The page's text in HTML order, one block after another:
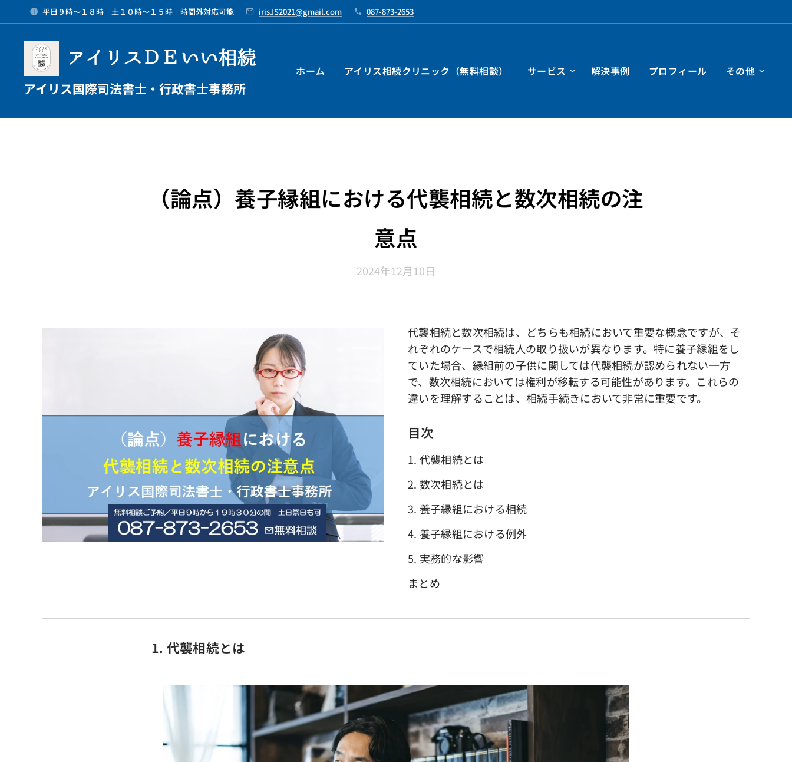
平日９時～１８時 土１０時～１５時 時間外対応可能 irisJS2021@gmail.com 087-873-2653
アイリスＤＥいい相続
アイリス国際司法書士・行政書士事務所
ホーム アイリス相続クリニック（無料相談） サービス 解決事例 プロフィール その他
（論点）養子縁組における代襲相続と数次相続の注
意点
2024年12月10日
代襲相続と数次相続は、どちらも相続において重要な概念ですが、そ
れぞれのケースで相続人の取り扱いが異なります。特に養子縁組をし
ていた場合、縁組前の子供に関しては代襲相続が認められない一方
で、数次相続においては権利が移転する可能性があります。これらの
違いを理解することは、相続手続きにおいて非常に重要です。
目次
1. 代襲相続とは
2. 数次相続とは
3. 養子縁組における相続
4. 養子縁組における例外
5. 実務的な影響
まとめ
1. 代襲相続とは